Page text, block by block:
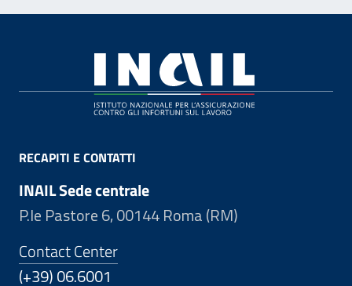
RECAPITI E CONTATTI
INAIL Sede centrale
P.le Pastore 6, 00144 Roma (RM)
Contact Center
(+39) 06.6001